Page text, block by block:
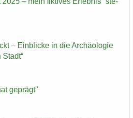
– Ein­bli­cke in die Ar­chäo­lo­gie
ge­prägt"